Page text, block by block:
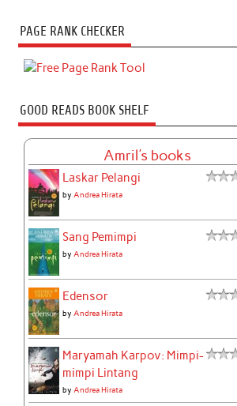
PAGE RANK CHECKER
GOOD READS BOOK SHELF
Amril's books
Laskar Pelangi
byAndrea Hirata
Sang Pemimpi
byAndrea Hirata
Edensor
byAndrea Hirata
Maryamah Karpov: Mimpi-
mimpi Lintang
byAndrea Hirata